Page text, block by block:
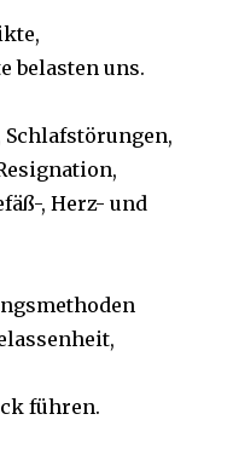
belasten uns.
, Herz- und
führen.